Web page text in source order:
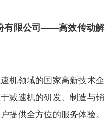
有限公司——高效传动解
机领域的国家高新技术企
减速机的研发、制造与销
提供全方位的服务体验。